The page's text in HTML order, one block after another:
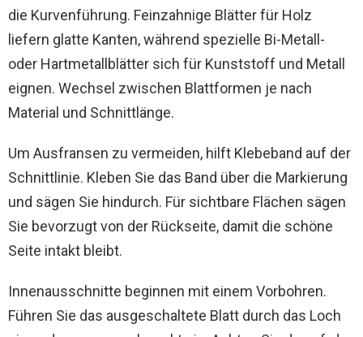
die Kurvenführung. Feinzahnige Blätter für Holz
liefern glatte Kanten, während spezielle Bi-Metall-
oder Hartmetallblätter sich für Kunststoff und Metall
eignen. Wechsel zwischen Blattformen je nach
Material und Schnittlänge.
Um Ausfransen zu vermeiden, hilft Klebeband auf der
Schnittlinie. Kleben Sie das Band über die Markierung
und sägen Sie hindurch. Für sichtbare Flächen sägen
Sie bevorzugt von der Rückseite, damit die schöne
Seite intakt bleibt.
Innenausschnitte beginnen mit einem Vorbohren.
Führen Sie das ausgeschaltete Blatt durch das Loch